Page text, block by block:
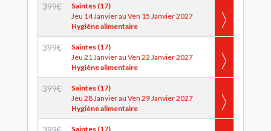
399€
Saintes (17)
Jeu 14 Janvier au Ven 15 Janvier 2027
Hygiène alimentaire
399€
Saintes (17)
Jeu 21 Janvier au Ven 22 Janvier 2027
Hygiène alimentaire
399€
Saintes (17)
Jeu 28 Janvier au Ven 29 Janvier 2027
Hygiène alimentaire
Saintes (17)